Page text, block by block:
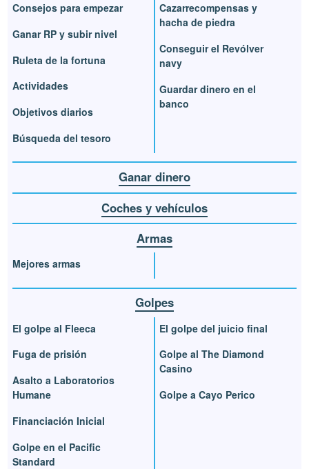
Consejos para empezar
Ganar RP y subir nivel
Ruleta de la fortuna
Actividades
Objetivos diarios
Búsqueda del tesoro
Cazarrecompensas y
hacha de piedra
Conseguir el Revólver
navy
Guardar dinero en el
banco
Ganar dinero
Coches y vehículos
Armas
Mejores armas
Golpes
El golpe al Fleeca
Fuga de prisión
Asalto a Laboratorios
Humane
Financiación Inicial
Golpe en el Pacific
Standard
El golpe del juicio final
Golpe al The Diamond
Casino
Golpe a Cayo Perico